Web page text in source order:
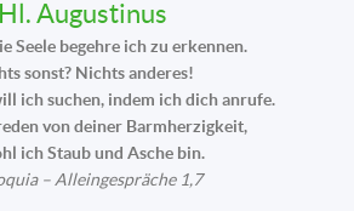
Hl. Augustinus
Seele begehre ich zu erkennen.
sonst? Nichts anderes!
ich suchen, indem ich dich anrufe.
von deiner Barmherzigkeit,
ich Staub und Asche bin.
– Alleingespräche 1,7